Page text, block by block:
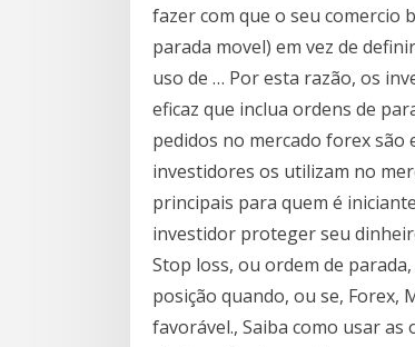
fazer com que o seu comercio
parada movel) em vez de
uso de … Por esta razão, os
eficaz que inclua ordens de
pedidos no mercado forex são
investidores os utilizam no
principais para quem é
investidor proteger seu
Stop loss, ou ordem de
posição quando, ou se, Forex,
favorável., Saiba como usar